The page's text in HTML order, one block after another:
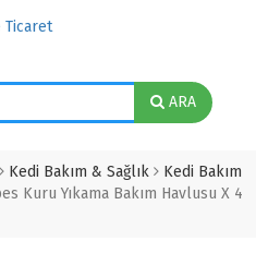
Ticaret
ARA
Kedi Bakım & Sağlık
Kedi Bakım
Kuru Yıkama Bakım Havlusu X 4